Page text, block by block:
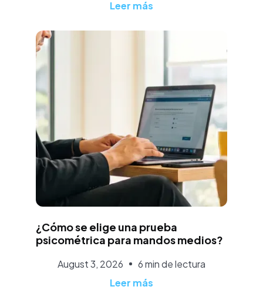
Leer más
Aurora Martínez
¿Cómo se elige una prueba
psicométrica para mandos medios?
August 3, 2026
6 min de lectura
Leer más